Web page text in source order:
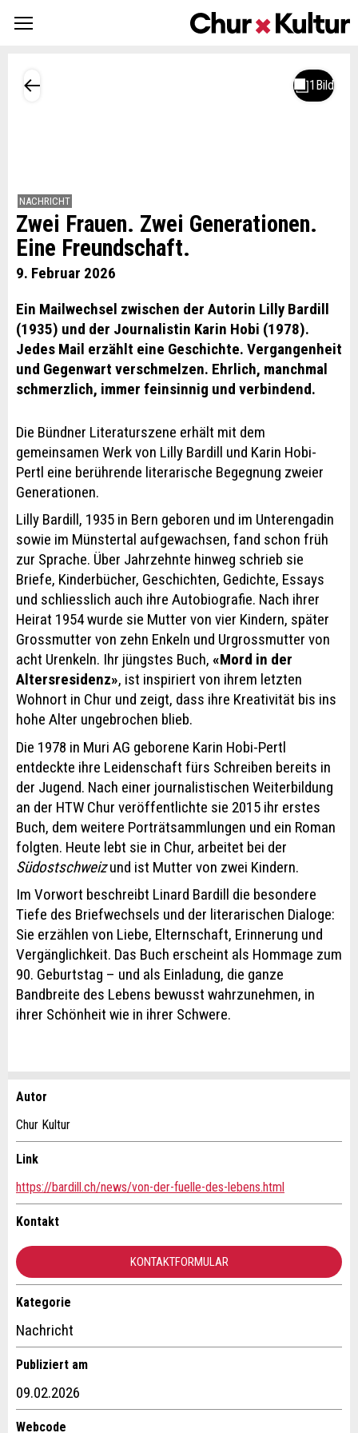
NACHRICHT
Zwei Frauen. Zwei Generationen.
Eine Freundschaft.
9. Februar 2026
Ein Mailwechsel zwischen der Autorin Lilly Bardill
(1935) und der Journalistin Karin Hobi (1978).
Jedes Mail erzählt eine Geschichte. Vergangenheit
und Gegenwart verschmelzen. Ehrlich, manchmal
schmerzlich, immer feinsinnig und verbindend.
Die Bündner Literaturszene erhält mit dem
gemeinsamen Werk von Lilly Bardill und Karin Hobi-
Pertl eine berührende literarische Begegnung zweier
Generationen.
Lilly Bardill, 1935 in Bern geboren und im Unterengadin
sowie im Münstertal aufgewachsen, fand schon früh
zur Sprache. Über Jahrzehnte hinweg schrieb sie
Briefe, Kinderbücher, Geschichten, Gedichte, Essays
und schliesslich auch ihre Autobiografie. Nach ihrer
Heirat 1954 wurde sie Mutter von vier Kindern, später
Grossmutter von zehn Enkeln und Urgrossmutter von
acht Urenkeln. Ihr jüngstes Buch, «Mord in der
Altersresidenz», ist inspiriert von ihrem letzten
Wohnort in Chur und zeigt, dass ihre Kreativität bis ins
hohe Alter ungebrochen blieb.
Die 1978 in Muri AG geborene Karin Hobi-Pertl
entdeckte ihre Leidenschaft fürs Schreiben bereits in
der Jugend. Nach einer journalistischen Weiterbildung
an der HTW Chur veröffentlichte sie 2015 ihr erstes
Buch, dem weitere Porträtsammlungen und ein Roman
folgten. Heute lebt sie in Chur, arbeitet bei der
Südostschweizund ist Mutter von zwei Kindern.
Im Vorwort beschreibt Linard Bardill die besondere
Tiefe des Briefwechsels und der literarischen Dialoge:
Sie erzählen von Liebe, Elternschaft, Erinnerung und
Vergänglichkeit. Das Buch erscheint als Hommage zum
90. Geburtstag – und als Einladung, die ganze
Bandbreite des Lebens bewusst wahrzunehmen, in
ihrer Schönheit wie in ihrer Schwere.
Anzeige beanstanden
Ihr Feedback wird sehr geschätzt!
Allgemeines Feedback
Anzeige nicht mehr gültig
Anzeige weiterempfehlen
Empfehlen Sie diese Anzeige an Freunde weiter.
* Eingabe erforderlich
Autor
Chur Kultur
Link
https://bardill.ch/news/von-der-fuelle-des-lebens.html
Kontakt
KONTAKTFORMULAR
Kontakt
Verfassen Sie eine Nachricht für die Kontaktpersonen dieser
Kategorie
Nachricht
Publiziert am
09.02.2026
Webcode